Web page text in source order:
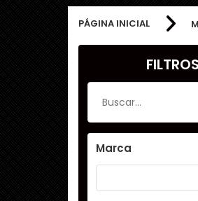
PÁGINA INICIAL
FILTROS
Marca